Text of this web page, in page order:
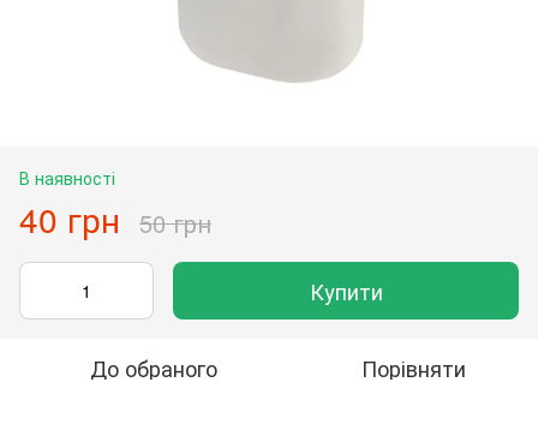
В наявності
40 грн 50 грн
Купити
До обраного Порівняти